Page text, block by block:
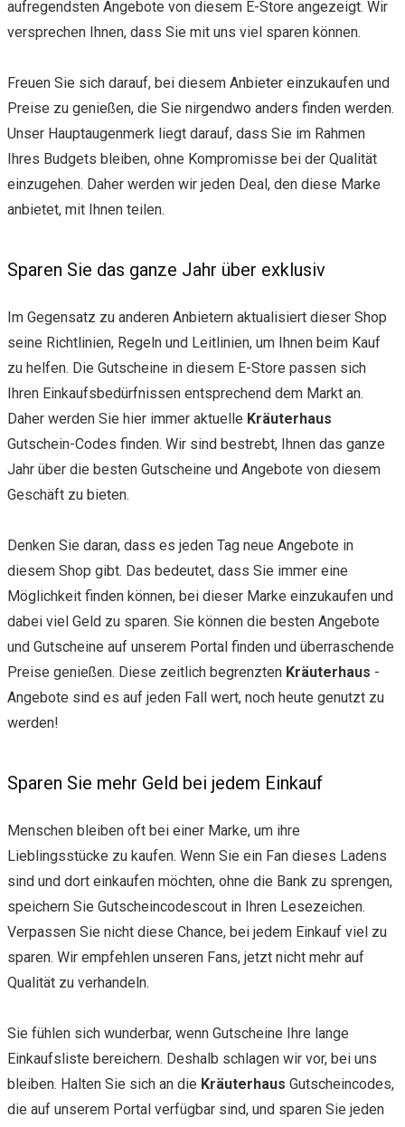
aufregendsten Angebote von diesem E-Store angezeigt. Wir
versprechen Ihnen, dass Sie mit uns viel sparen können.
Freuen Sie sich darauf, bei diesem Anbieter einzukaufen und
Preise zu genießen, die Sie nirgendwo anders finden werden.
Unser Hauptaugenmerk liegt darauf, dass Sie im Rahmen
Ihres Budgets bleiben, ohne Kompromisse bei der Qualität
einzugehen. Daher werden wir jeden Deal, den diese Marke
anbietet, mit Ihnen teilen.
Sparen Sie das ganze Jahr über exklusiv
Im Gegensatz zu anderen Anbietern aktualisiert dieser Shop
seine Richtlinien, Regeln und Leitlinien, um Ihnen beim Kauf
zu helfen. Die Gutscheine in diesem E-Store passen sich
Ihren Einkaufsbedürfnissen entsprechend dem Markt an.
Daher werden Sie hier immer aktuelle Kräuterhaus
Gutschein-Codes finden. Wir sind bestrebt, Ihnen das ganze
Jahr über die besten Gutscheine und Angebote von diesem
Geschäft zu bieten.
Denken Sie daran, dass es jeden Tag neue Angebote in
diesem Shop gibt. Das bedeutet, dass Sie immer eine
Möglichkeit finden können, bei dieser Marke einzukaufen und
dabei viel Geld zu sparen. Sie können die besten Angebote
und Gutscheine auf unserem Portal finden und überraschende
Preise genießen. Diese zeitlich begrenzten Kräuterhaus -
Angebote sind es auf jeden Fall wert, noch heute genutzt zu
werden!
Sparen Sie mehr Geld bei jedem Einkauf
Menschen bleiben oft bei einer Marke, um ihre
Lieblingsstücke zu kaufen. Wenn Sie ein Fan dieses Ladens
sind und dort einkaufen möchten, ohne die Bank zu sprengen,
speichern Sie Gutscheincodescout in Ihren Lesezeichen.
Verpassen Sie nicht diese Chance, bei jedem Einkauf viel zu
sparen. Wir empfehlen unseren Fans, jetzt nicht mehr auf
Qualität zu verhandeln.
Sie fühlen sich wunderbar, wenn Gutscheine Ihre lange
Einkaufsliste bereichern. Deshalb schlagen wir vor, bei uns
bleiben. Halten Sie sich an die Kräuterhaus Gutscheincodes,
die auf unserem Portal verfügbar sind, und sparen Sie jeden